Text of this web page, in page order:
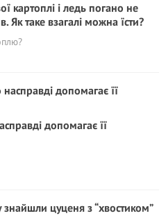
картоплі і ледь погано не
Як таке взагалі можна їсти?
допомагає її